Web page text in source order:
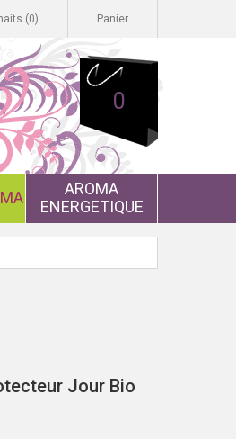
(0) Panier
0
AROMA
ENERGETIQUE
Jour Bio